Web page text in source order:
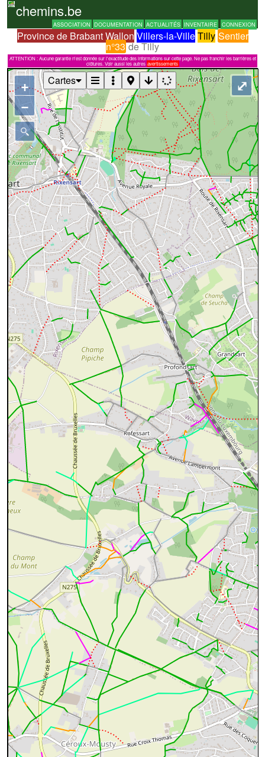
chemins.be
ASSOCIATION DOCUMENTATION ACTUALITÉS INVENTAIRE CONNEXION
Province de Brabant Wallon Villers-la-VilleTilly Sentier
n°33de Tilly
ATTENTION : Aucune garantie n'est donnée sur l'exactitude des informations sur cette page. Ne pas franchir les barrières et
clôtures. Voir aussi les autres avertissements
+
−
⤢
Cartes